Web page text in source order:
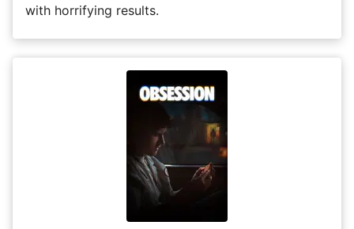
with horrifying results.